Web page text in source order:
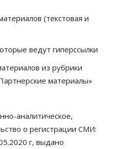
от 270 баллов,
визиту Владимира
(текстовая и
ведут гиперссылки
из рубрики
материалы»
аналитическое,
о регистрации СМИ:
г, выдано